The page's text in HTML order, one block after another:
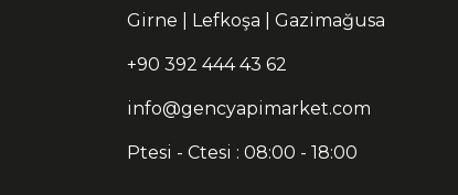
Girne | Lefkoşa | Gazimağusa
+90 392 444 43 62
info@gencyapimarket.com
Ptesi - Ctesi : 08:00 - 18:00